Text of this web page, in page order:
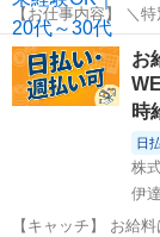
【お仕事内容】 ＼
と楽しくお話しするだけ。 在籍ライバーの9割以上
性。 同世代が多く、未
リを使ったライブ配...
福島 伊達郡
お
時
日
株
伊
【キャッチ】 お給